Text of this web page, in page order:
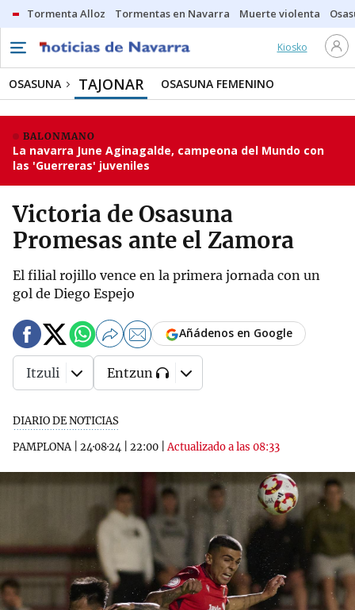
Tormenta Alloz Tormentas en Navarra Muerte violenta
Kiosko
OSASUNA TAJONAR OSASUNA FEMENINO
BALONMANO
La navarra June Aginagalde, campeona del Mundo con
las 'Guerreras' juveniles
Victoria de Osasuna
Promesas ante el Zamora
El filial rojillo vence en la primera jornada con un
gol de Diego Espejo
DIARIO DE NOTICIAS
PAMPLONA| 24·08·24 22:00 |Actualizado a las 08:33
Añádenos en Google
Itzuli Entzun